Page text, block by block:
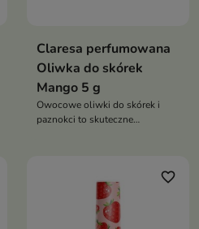
Claresa perfumowana
Oliwka do skórek
Mango 5 g
Owocowe oliwki do skórek i
paznokci to skuteczne
favorite_border